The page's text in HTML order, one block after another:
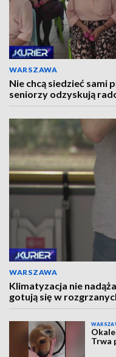
WARSZAWA
Nie chcą siedzieć sami
seniorzy odzyskują
WARSZAWA
Klimatyzacja nie
gotują się w
Trwa